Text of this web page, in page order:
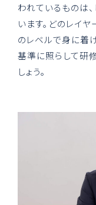
われているものは
います。どのレイ
のレベルで身に着
基準に照らして研
しょう。